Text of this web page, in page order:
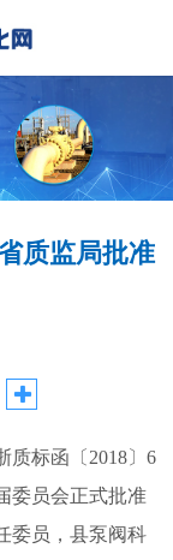
质监局批准
标函〔2018〕6
委员会正式批准
委员，县泵阀科